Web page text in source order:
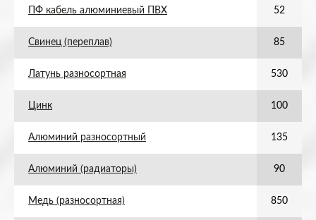
ПФ кабель алюминиевый ПВХ 52
Свинец (переплав) 85
Латунь разносортная 530
Цинк 100
Алюминий разносортный 135
Алюминий (радиаторы) 90
Медь (разносортная) 850